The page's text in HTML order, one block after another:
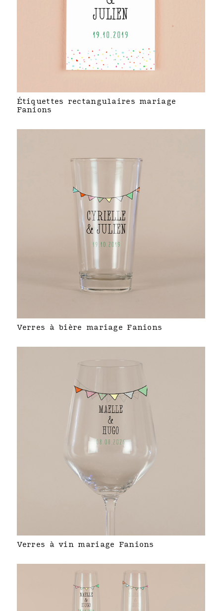
Étiquettes rectangulaires mariage
Fanions
Verres à bière mariage Fanions
Verres à vin mariage Fanions